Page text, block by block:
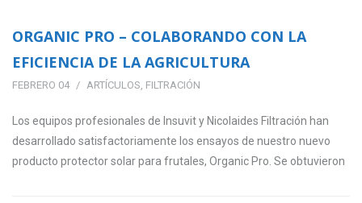
ORGANIC PRO – COLABORANDO CON LA
EFICIENCIA DE LA AGRICULTURA
FEBRERO 04 ARTÍCULOS, FILTRACIÓN
Los equipos profesionales de Insuvit y Nicolaides Filtración han
desarrollado satisfactoriamente los ensayos de nuestro nuevo
producto protector solar para frutales, Organic Pro. Se obtuvieron